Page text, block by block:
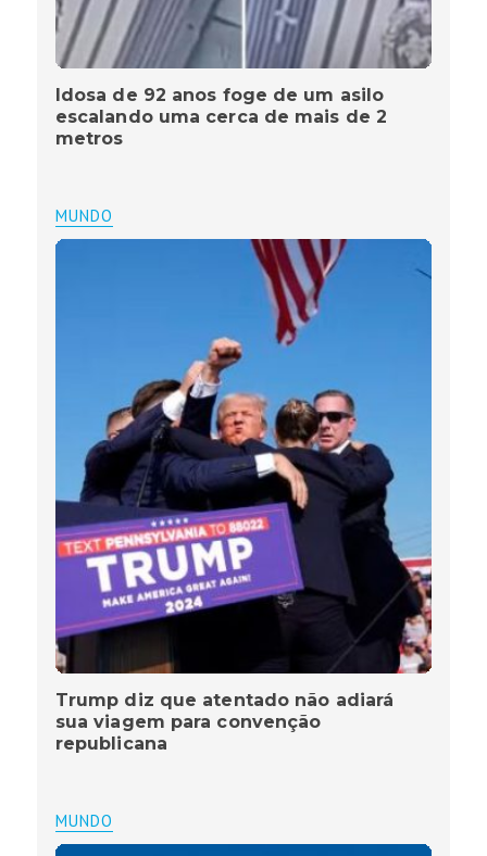
Idosa de 92 anos foge de um asilo
escalando uma cerca de mais de 2
metros
MUNDO
Trump diz que atentado não adiará
sua viagem para convenção
republicana
MUNDO